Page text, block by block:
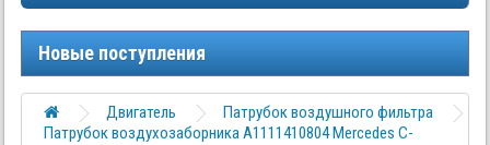
Новые поступления
Двигатель
Патрубок воздушного фильтра
Патрубок воздухозаборника A1111410804 Mercedes C-